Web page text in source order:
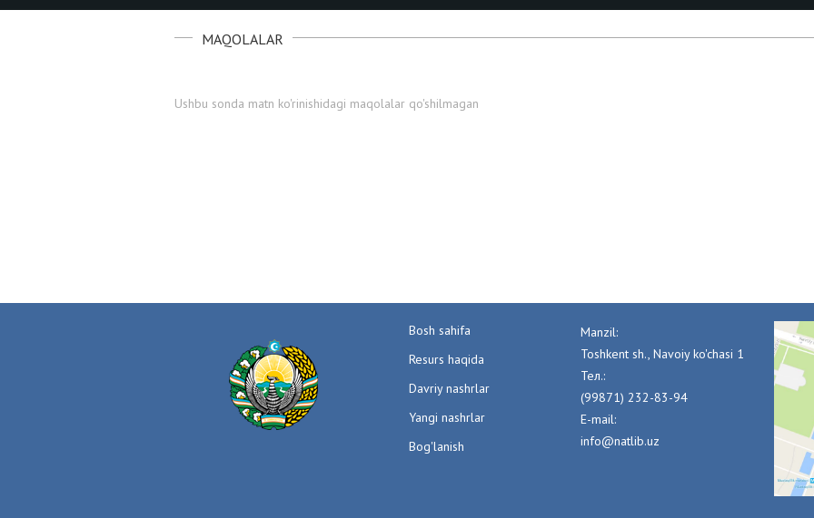
MAQOLALAR
Ushbu sonda matn ko'rinishidagi maqolalar qo'shilmagan
Bosh sahifa
Resurs haqida
Davriy nashrlar
Yangi nashrlar
Bog'lanish
Manzil:
Toshkent sh., Navoiy ko'chasi 1
Тел.:
(99871) 232-83-94
E-mail:
info@natlib.uz